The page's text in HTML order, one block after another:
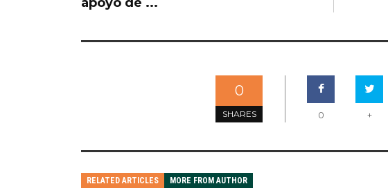
0
SHARES 0 +
RELATED ARTICLES MORE FROM AUTHOR